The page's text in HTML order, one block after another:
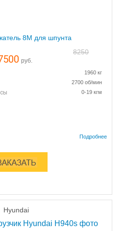
8M для шпунта
8250
руб.
1960 кг
2700 об/мин
0-19 кгм
Hyundai